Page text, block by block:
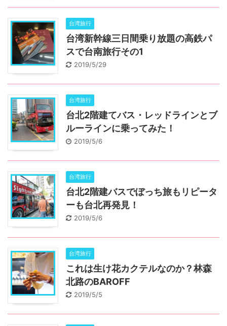
台湾旅行
台湾新幹線三日間乗り放題の高鉄パ
スで台南旅行その1
2019/5/29
台湾旅行
台北2階建てバス・レッドラインとブ
ルーラインに乗ってみた！
2019/5/6
台湾旅行
台北2階建バスでぼっち旅もリピータ
ーも台北再発見！
2019/5/6
台湾旅行
これは生け花カクテルなのか？林森
北路のBAROFF
2019/5/5